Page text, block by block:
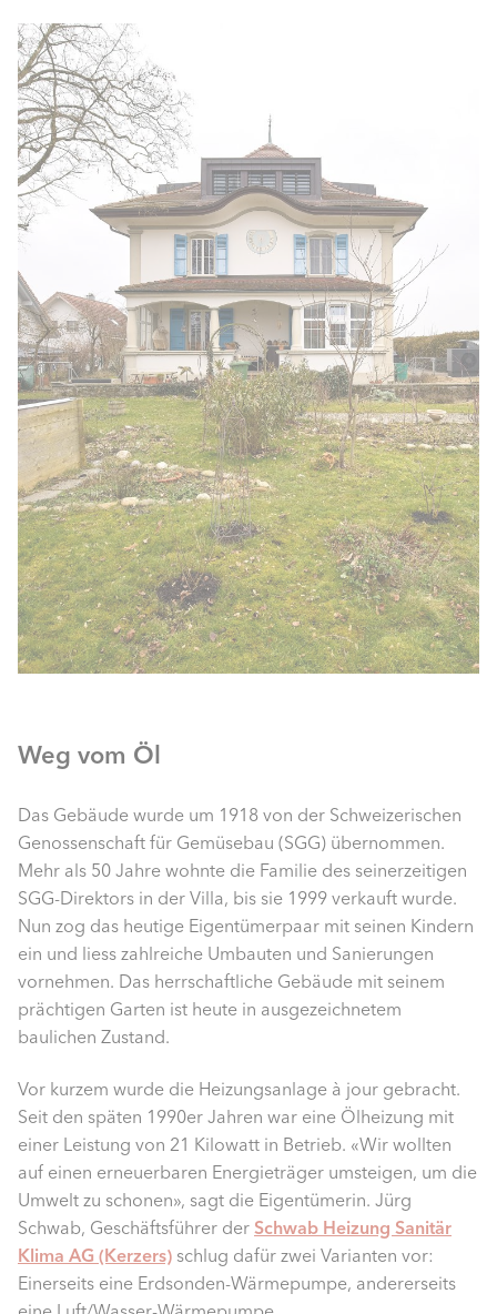
Weg vom Öl
Das Gebäude wurde um 1918 von der Schweizerischen
Genossenschaft für Gemüsebau (SGG) übernommen.
Mehr als 50 Jahre wohnte die Familie des seinerzeitigen
SGG-Direktors in der Villa, bis sie 1999 verkauft wurde.
Nun zog das heutige Eigentümerpaar mit seinen Kindern
ein und liess zahlreiche Umbauten und Sanierungen
vornehmen. Das herrschaftliche Gebäude mit seinem
prächtigen Garten ist heute in ausgezeichnetem
baulichen Zustand.
Vor kurzem wurde die Heizungsanlage à jour gebracht.
Seit den späten 1990er Jahren war eine Ölheizung mit
einer Leistung von 21 Kilowatt in Betrieb. «Wir wollten
auf einen erneuerbaren Energieträger umsteigen, um die
Umwelt zu schonen», sagt die Eigentümerin. Jürg
Schwab, Geschäftsführer der Schwab Heizung Sanitär
Klima AG (Kerzers) schlug dafür zwei Varianten vor:
Einerseits eine Erdsonden-Wärmepumpe, andererseits